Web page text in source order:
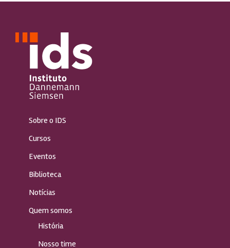
Sobre o IDS
Cursos
Eventos
Biblioteca
Notícias
Quem somos
História
Nosso time